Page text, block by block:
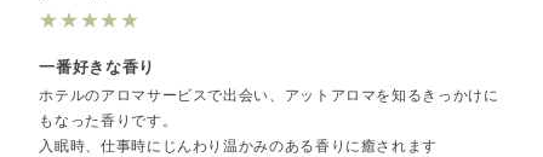
★★★★★
一番好きな香り
ホテルのアロマサービスで出会い、アットアロマを知るきっかけに
もなった香りです。
入眠時、仕事時にじんわり温かみのある香りに癒されます